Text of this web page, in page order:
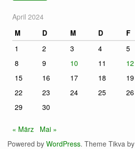
April 2024
M
D M D F
1
2 3 4 5
8
9 10 11 12
15
16 17 18 19
22
23 24 25 26
29
30
« März
Mai »
Powered by WordPress. Theme Tikva by